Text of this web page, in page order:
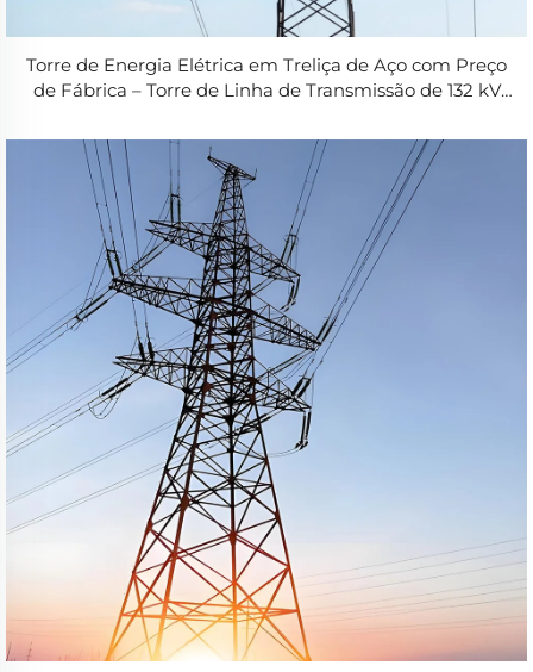
Torre de Energia Elétrica em Treliça de Aço com Preço
de Fábrica – Torre de Linha de Transmissão de 132 kV
Elétrica